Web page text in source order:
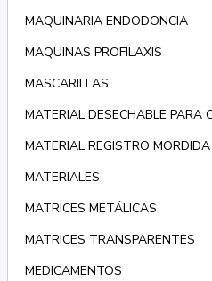
MAQUINARIA ENDODONCIA
MAQUINAS PROFILAXIS
MASCARILLAS
MATERIAL DESECHABLE PARA
MATERIAL REGISTRO MORDIDA
MATERIALES
MATRICES METÁLICAS
MATRICES TRANSPARENTES
MEDICAMENTOS